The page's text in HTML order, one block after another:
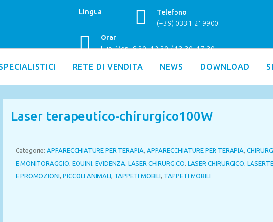
Lingua
Telefono
(+39) 0331.219900
Orari
Lun–Ven: 8.30–12.30 / 13.30–17.30
RETE DI VENDITA NEWS DOWNLOAD
Laser terapeutico-chirurgico100W
Categorie: APPARECCHIATURE PER TERAPIA APPARECCHIATURE PER TERAPIA
E MONITORAGGIO EQUINI EVIDENZA LASER CHIRURGICO LASER CHIRURGICO
E PROMOZIONI PICCOLI ANIMALI TAPPETI MOBILI TAPPETI MOBILI